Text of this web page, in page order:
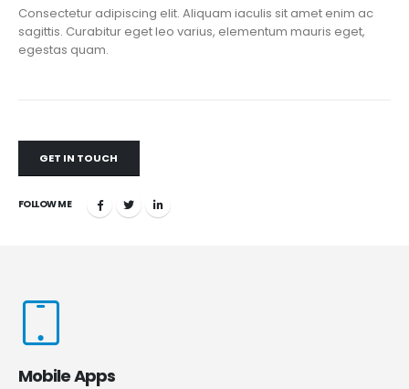
Consectetur adipiscing elit. Aliquam iaculis sit amet enim ac
sagittis. Curabitur eget leo varius, elementum mauris eget,
egestas quam.
GET IN TOUCH
FOLLOW ME
Mobile Apps